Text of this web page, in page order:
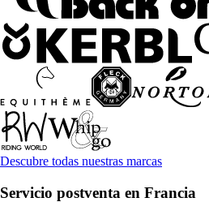
Descubre todas nuestras marcas
Servicio postventa en Francia